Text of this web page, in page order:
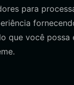
para
que você